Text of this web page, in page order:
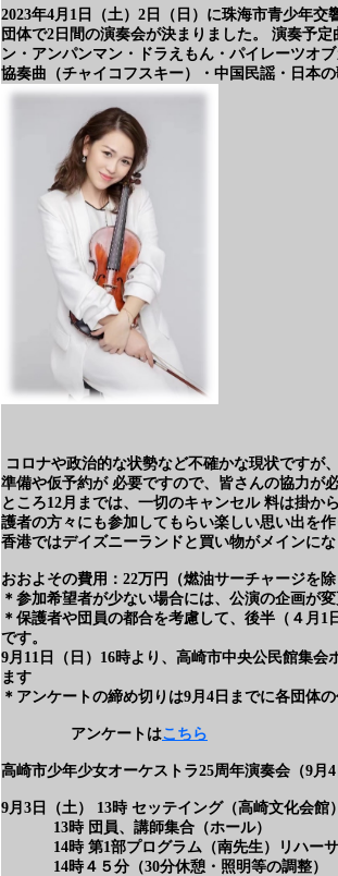
2023年4月1日（土）2日（日）に珠海市青少年
団体で2日間の演奏会が決まりました。 演奏予
ン・アンパンマン・ドラえもん・パイレーツオ
協奏曲（チャイコフスキー）・中国民謡・日本
コロナや政治的な状勢など不確かな現状ですが
準備や仮予約が 必要ですので、皆さんの協力が
ところ12月までは、一切のキャンセル 料は掛か
護者の方々にも参加してもらい楽しい思い出を
香港ではデイズニーランドと買い物がメインにな
おおよその費用：22万円（燃油サーチャージを
＊参加希望者が少ない場合には、公演の企画が変
＊保護者や団員の都合を考慮して、後半（４月
です。
9月11日（日）16時より、高崎市中央公民館集
ます
＊アンケートの締め切りは9月4日までに各団体
アンケートはこちら
高崎市少年少女オーケストラ25周年演奏会（9月
9月3日（土） 13時 セッテイング（高崎文化会館）
13時 団員、講師集合（ホール）
14時 第1部プログラム（南先生）リハー
14時４５分（30分休憩・照明等の調整）